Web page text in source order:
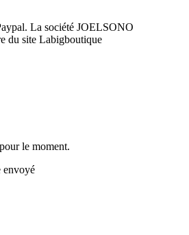
La société JOELSONO
du site Labigboutique
le moment.
envoyé